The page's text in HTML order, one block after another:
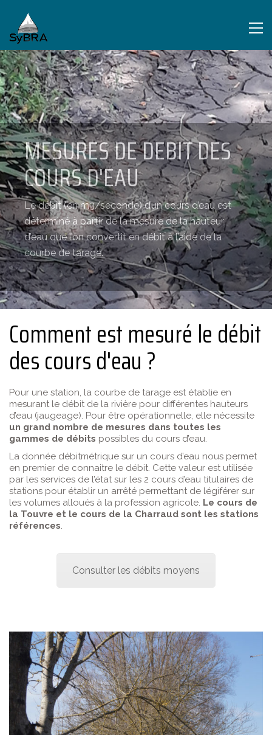
MESURES DE DEBIT DES
COURS D'EAU
Le débit (en m3/seconde) d’un cours d’eau est
déterminé à partir de la mesure de la hauteur
d’eau que l’on convertit en débit à l’aide de la
courbe de tarage.
Comment est mesuré le débit
des cours d'eau ?
Pour une station, la courbe de tarage est établie en
mesurant le débit de la rivière pour différentes hauteurs
d’eau (jaugeage). Pour être opérationnelle, elle nécessite
un grand nombre de mesures dans toutes les
gammes de débits possibles du cours d’eau.
La donnée débitmétrique sur un cours d’eau nous permet
en premier de connaitre le débit. Cette valeur est utilisée
par les services de l’état sur les 2 cours d’eau titulaires de
stations pour établir un arrêté permettant de légiférer sur
les volumes alloués à la profession agricole. Le cours de
la Touvre et le cours de la Charraud sont les stations
références
Consulter les débits moyens